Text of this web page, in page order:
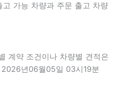
가능 차량과 주문 출고 차량
계약 조건이나 차량별 견적은
2026년06월05일 03시19분